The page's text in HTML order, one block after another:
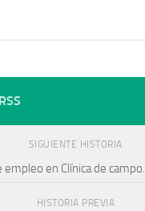
SIGUIENTE HISTORIA
empleo en Clínica de
HISTORIA PREVIA